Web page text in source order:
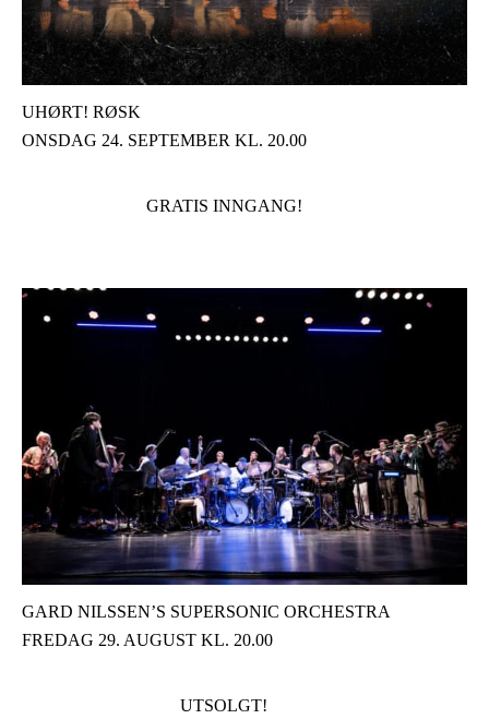
UHØRT! RØSK
ONSDAG 24. SEPTEMBER KL. 20.00
GRATIS INNGANG!
GARD NILSSEN’S SUPERSONIC ORCHESTRA
FREDAG 29. AUGUST KL. 20.00
UTSOLGT!